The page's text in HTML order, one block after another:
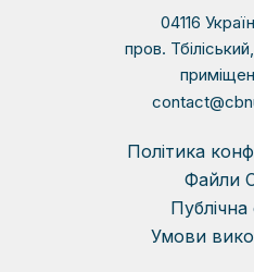
04116
пров.
Політика
Файли
Умови